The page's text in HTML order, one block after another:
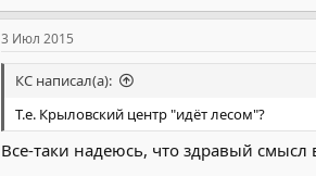
3 Июл 2015
КС написал(а):
Т.е. Крыловский центр "идёт лесом"?
Все-таки надеюсь, что здравый смысл